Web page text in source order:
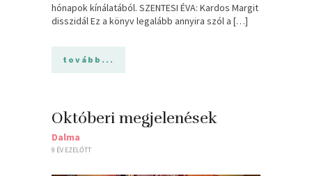
hónapok kínálatából. SZENTESI ÉVA: Kardos Margit
disszidál Ez a könyv legalább annyira szól a […]
tovább...
Októberi megjelenések
Dalma
9 ÉV EZELŐTT